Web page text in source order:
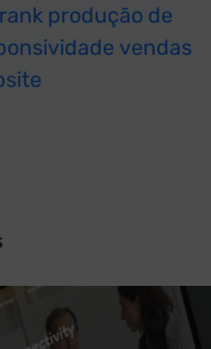
produção de
vendas